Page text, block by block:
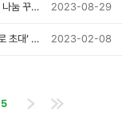
SG한국삼공, 3000만원 상당 ‘희망 나눔 꾸러미’ 배포 2023-08-29
SG한국삼공 ’스마트韓 한국삼공으로 초대’ 행사 성료 2023-02-08
5